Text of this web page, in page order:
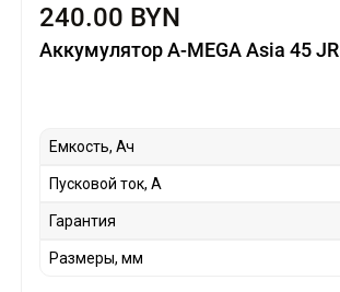
240.00 BYN
Аккумулятор A-MEGA Asia 45 JR
Емкость, Ач
Пусковой ток, А
Гарантия
Размеры, мм